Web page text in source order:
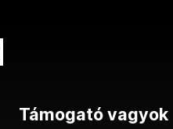
Támogató vagyok